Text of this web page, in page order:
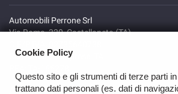
Automobili Perrone Srl
Via Roma, 320, Castellaneta (TA)
Registro delle imprese: TA
Cookie Policy
Questo sito e gli strumenti di terze parti
trattano dati personali (es. dati di